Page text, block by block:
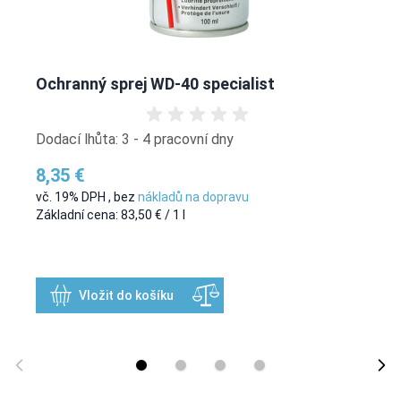
Ochranný sprej WD-40 specialist
Dodací lhůta: 3 - 4 pracovní dny
8,35 €
vč. 19% DPH , bez nákladů na dopravu
Základní cena: 83,50 € / 1 l
Vložit do košíku